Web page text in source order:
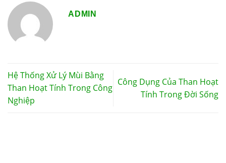
ADMIN
Hệ Thống Xử Lý Mùi Bằng
Than Hoạt Tính Trong Công
Nghiệp
Công Dụng Của Than Hoạt
Tính Trong Đời Sống